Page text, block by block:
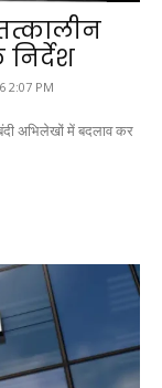
2:07 PM
अभिलेखों में बदलाव कर